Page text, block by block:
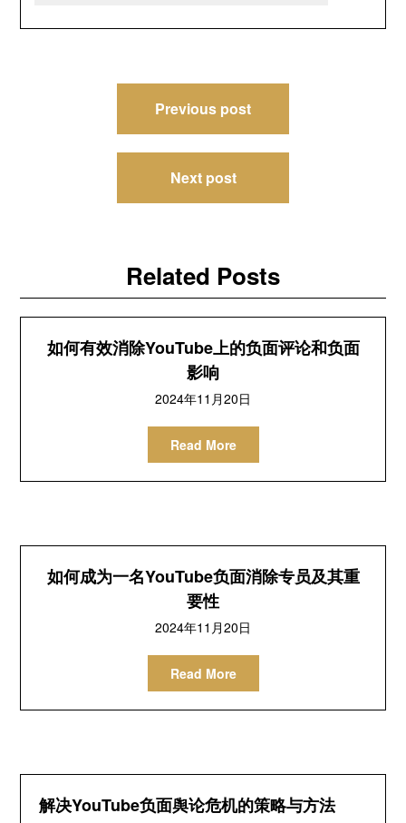
Previous post
Next post
Related Posts
如何有效消除YouTube上的负面评论和负面
影响
2024年11月20日
Read More
如何成为一名YouTube负面消除专员及其重
要性
2024年11月20日
Read More
解决YouTube负面舆论危机的策略与方法